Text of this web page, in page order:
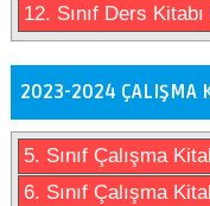
12. Sınıf Ders Kitabı
2023-2024 ÇALIŞMA
5. Sınıf Çalışma
6. Sınıf Çalışma